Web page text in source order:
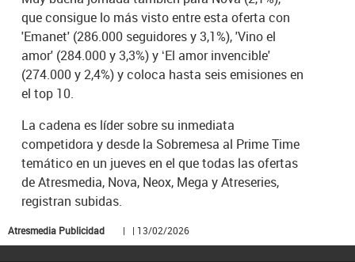
que consigue lo más visto entre esta oferta con
'Emanet' (286.000 seguidores y 3,1%), 'Vino el
amor' (284.000 y 3,3%) y ‘El amor invencible'
(274.000 y 2,4%) y coloca hasta seis emisiones en
el top 10.
La cadena es líder sobre su inmediata
competidora y desde la Sobremesa al Prime Time
temático en un jueves en el que todas las ofertas
de Atresmedia, Nova, Neox, Mega y Atreseries,
registran subidas.
Atresmedia Publicidad | | 13/02/2026